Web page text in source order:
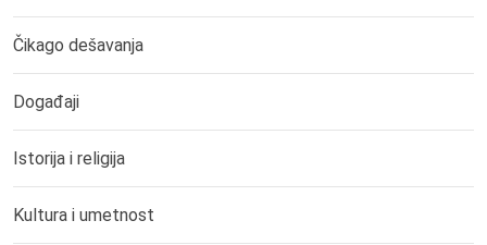
Čikago dešavanja
Događaji
Istorija i religija
Kultura i umetnost